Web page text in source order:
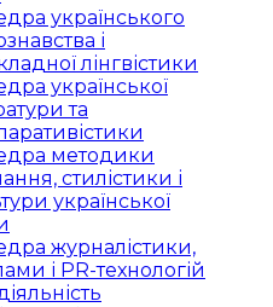
українського
і
лінгвістики
української
та
методики
стилістики і
української
журналістики,
і PR-технологій